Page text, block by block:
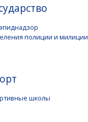
полиции и милиции
школы